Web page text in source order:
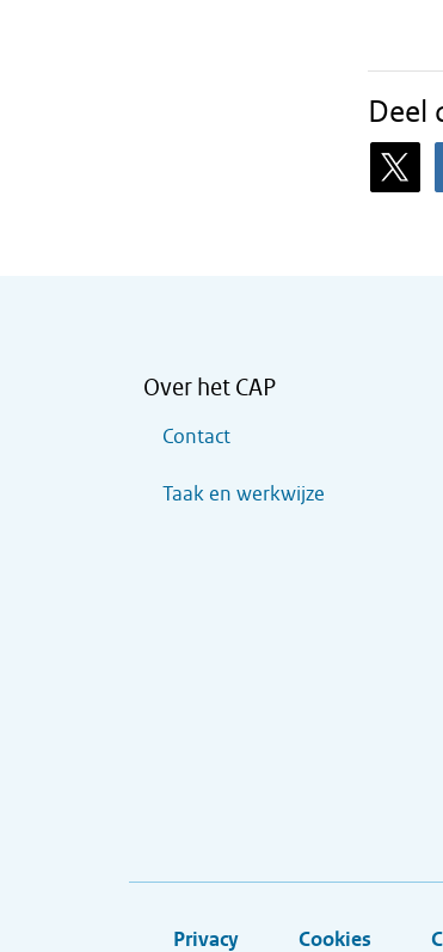
Deel
Over het CAP
Contact
Taak en werkwijze
Privacy Cookies